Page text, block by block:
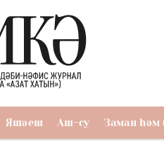
Яшәеш Аш-су Заман һәм